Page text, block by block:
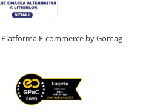
Platforma E-commerce by Gomag